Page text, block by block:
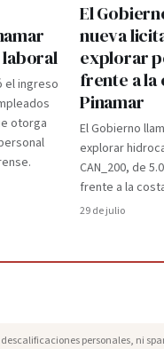
el ingreso
otorga
El
nueva
explorar
frente a la
Pinamar
El Gobierno
explorar
CAN_200, de
frente a la
29 de julio
personales, ni